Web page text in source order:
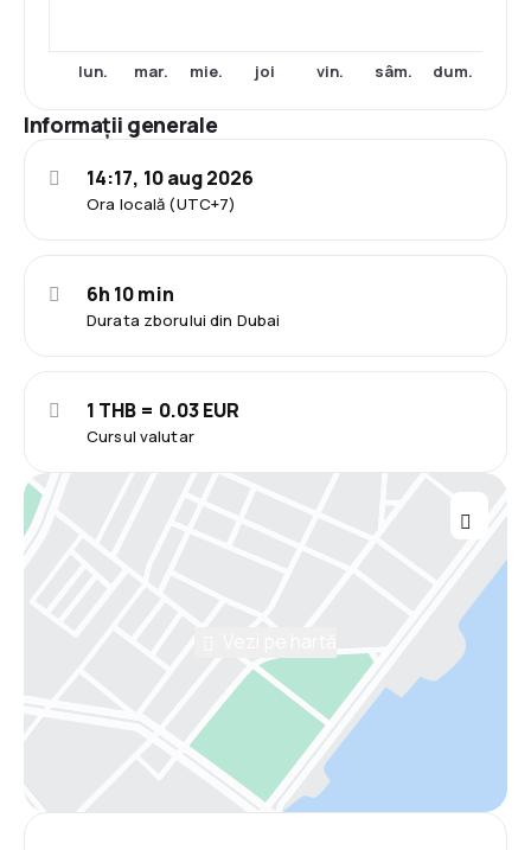
lun. mar. mie. joi vin. sâm. dum.
Informații generale
Ora locală (UTC+7)
14:17, 10 aug 2026
Durata zborului din Dubai
6h 10 min
Cursul valutar
1 THB = 0.03 EUR